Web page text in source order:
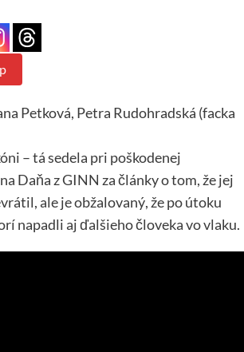
Petková, Petra Rudohradská (facka
– tá sedela pri poškodenej
Daňa z GINN za články o tom, že jej
ale je obžalovaný, že po útoku
napadli aj ďalšieho človeka vo vlaku.